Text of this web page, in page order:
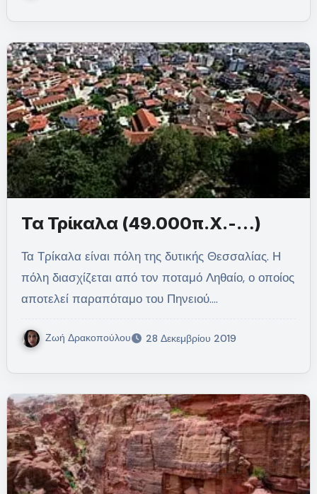
Τα Τρίκαλα (49.000π.Χ.-…)
Τα Τρίκαλα είναι πόλη της δυτικής Θεσσαλίας. Η
πόλη διασχίζεται από τον ποταμό Ληθαίο, ο οποίος
αποτελεί παραπόταμο του Πηνειού.…
Ζωή Δρακοπούλου 28 Δεκεμβρίου 2019